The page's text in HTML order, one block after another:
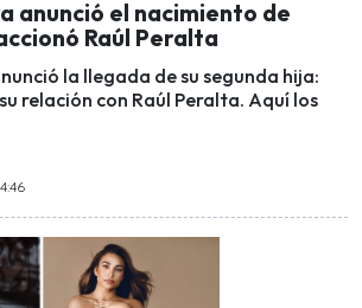
anunció el nacimiento de
Raúl Peralta
la llegada de su segunda hija:
relación con Raúl Peralta. Aquí los